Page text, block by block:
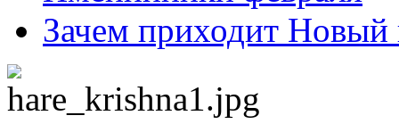
Зачем приходит Новый